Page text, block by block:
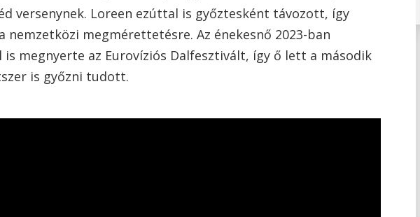
versenynek. Loreen ezúttal is győztesként távozott, így
nemzetközi megmérettetésre. Az énekesnő 2023-ban
is megnyerte az Eurovíziós Dalfesztivált, így ő lett a második
is győzni tudott.